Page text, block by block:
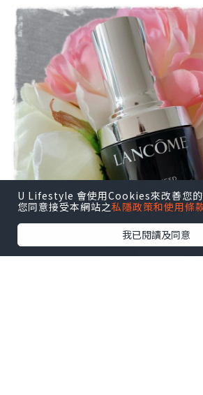
U Lifestyle 會使用Cookies來改善您的
您同意接受本網站之私隱政策和使用條
我已閱讀及同意